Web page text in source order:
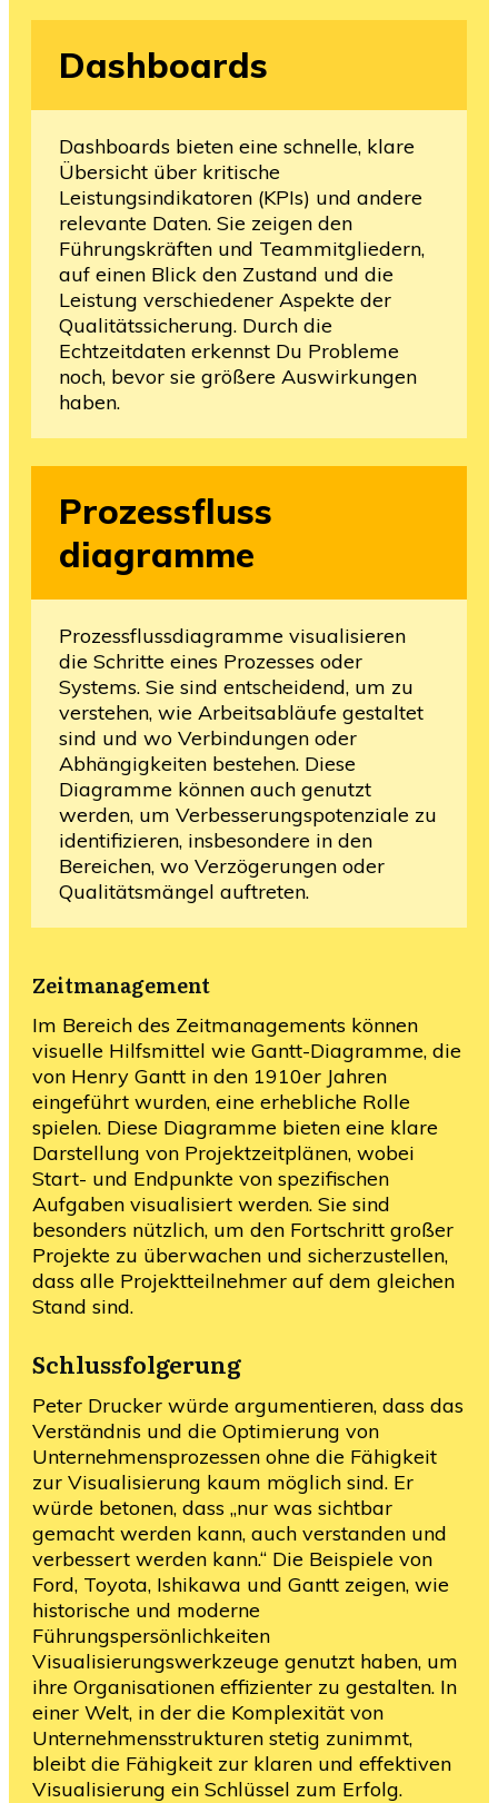
Dashboards
Dashboards bieten eine schnelle, klare
Übersicht über kritische
Leistungsindikatoren (KPIs) und andere
relevante Daten. Sie zeigen den
Führungskräften und Teammitgliedern,
auf einen Blick den Zustand und die
Leistung verschiedener Aspekte der
Qualitätssicherung. Durch die
Echtzeitdaten erkennst Du Probleme
noch, bevor sie größere Auswirkungen
haben.
Prozessfluss
diagramme
Prozessflussdiagramme visualisieren
die Schritte eines Prozesses oder
Systems. Sie sind entscheidend, um zu
verstehen, wie Arbeitsabläufe gestaltet
sind und wo Verbindungen oder
Abhängigkeiten bestehen. Diese
Diagramme können auch genutzt
werden, um Verbesserungspotenziale zu
identifizieren, insbesondere in den
Bereichen, wo Verzögerungen oder
Qualitätsmängel auftreten.
Zeitmanagement
Im Bereich des Zeitmanagements können
visuelle Hilfsmittel wie Gantt-Diagramme, die
von Henry Gantt in den 1910er Jahren
eingeführt wurden, eine erhebliche Rolle
spielen. Diese Diagramme bieten eine klare
Darstellung von Projektzeitplänen, wobei
Start- und Endpunkte von spezifischen
Aufgaben visualisiert werden. Sie sind
besonders nützlich, um den Fortschritt großer
Projekte zu überwachen und sicherzustellen,
dass alle Projektteilnehmer auf dem gleichen
Stand sind.
Schlussfolgerung
Peter Drucker würde argumentieren, dass das
Verständnis und die Optimierung von
Unternehmensprozessen ohne die Fähigkeit
zur Visualisierung kaum möglich sind. Er
würde betonen, dass „nur was sichtbar
gemacht werden kann, auch verstanden und
verbessert werden kann.“ Die Beispiele von
Ford, Toyota, Ishikawa und Gantt zeigen, wie
historische und moderne
Führungspersönlichkeiten
Visualisierungswerkzeuge genutzt haben, um
ihre Organisationen effizienter zu gestalten. In
einer Welt, in der die Komplexität von
Unternehmensstrukturen stetig zunimmt,
bleibt die Fähigkeit zur klaren und effektiven
Visualisierung ein Schlüssel zum Erfolg.